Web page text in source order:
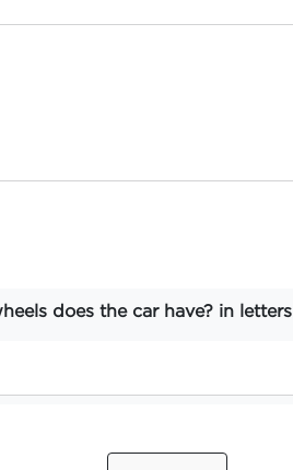
does the car have? in letters